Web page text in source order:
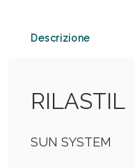
Descrizione
RILASTIL
SUN SYSTEM